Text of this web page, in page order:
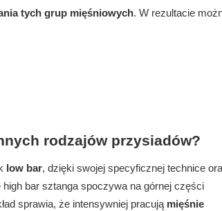
tych grup mięśniowych. W rezultacie
rodzajów przysiadów?
low bar, dzięki swojej specyficznej technice
bar sztanga spoczywa na górnej części
sprawia, że intensywniej pracują mięśnie